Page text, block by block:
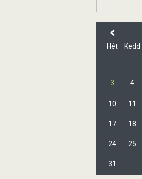
<
Hét Kedd
3 4
10 11
17 18
24 25
31